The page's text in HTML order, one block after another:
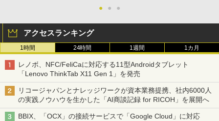
●
● ●
アクセスランキング
1時間 24時間 1週間 1カ月
レノボ、NFC/FeliCaに対応する11型Androidタブレット
「Lenovo ThinkTab X11 Gen 1」を発売
リコージャパンとナレッジワークが資本業務提携、社内6000人
の実践ノウハウを生かした「AI商談記録 for RICOH」を展開へ
BBIX、「OCX」の接続サービスで「Google Cloud」に対応